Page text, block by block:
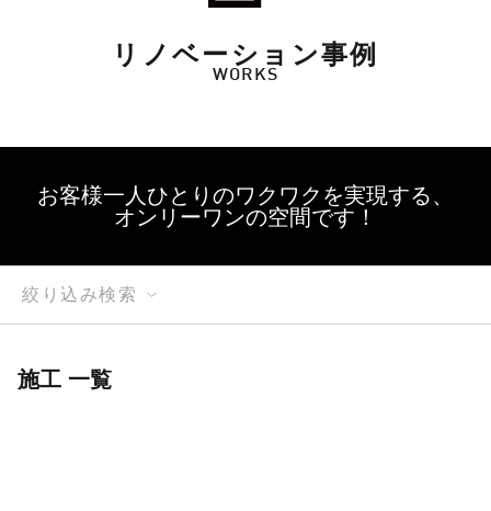
リノベーション事例
WORKS
お客様一人ひとりのワクワクを実現する、
オンリーワンの空間です！
絞り込み検索
施工 一覧